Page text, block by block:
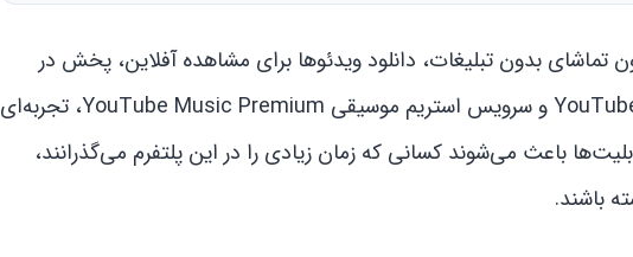
تماشای بدون تبلیغات، دانلود ویدئوها برای مشاهده آفلاین، پخش در
پس‌زمینه، دسترسی به محتوای اختصاصی YouTube Originals و سرویس استریم موسیقی YouTube Music Premium، تجربه‌ای
باعث می‌شوند کسانی که زمان زیادی را در این پلتفرم می‌گذرانند،
باشند.